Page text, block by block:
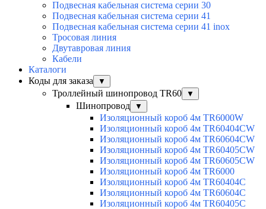
Подвесная кабельная система серии 30
Подвесная кабельная система серии 41
Подвесная кабельная система серии 41 inox
Тросовая линия
Двутавровая линия
Кабели
Каталоги
Коды для заказа
▼
Троллейный шинопровод TR60 ▼
Шинопровод ▼
Изоляционный короб 4м TR6000W
Изоляционный короб 4м TR60404CW
Изоляционный короб 4м TR60604CW
Изоляционный короб 4м TR60405CW
Изоляционный короб 4м TR60605CW
Изоляционный короб 4м TR6000
Изоляционный короб 4м TR60404C
Изоляционный короб 4м TR60604C
Изоляционный короб 4м TR60405C